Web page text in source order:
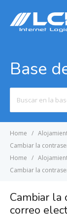
Base
For
Home
Cambiar la
Home
Cambiar la
Cambiar la
correo